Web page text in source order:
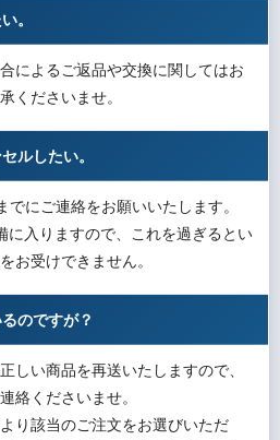
。
によるご返品や交換に関してはお
くださいませ。
ルしたい。
にご連絡をお願いいたします。
に入りますので、これを過ぎるとい
お受けできません。
のですが？
しい商品を再送いたしますので、
絡くださいませ。
り該当のご注文をお選びいただ